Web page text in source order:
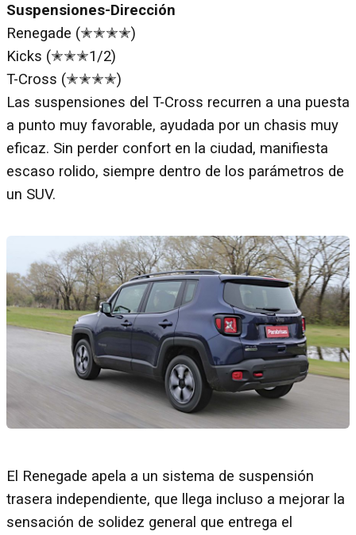
Suspensiones-Dirección
Renegade (✭✭✭✭)
Kicks (✭✭✭1/2)
T-Cross (✭✭✭✭)
Las suspensiones del T-Cross recurren a una puesta
a punto muy favorable, ayudada por un chasis muy
eficaz. Sin perder confort en la ciudad, manifiesta
escaso rolido, siempre dentro de los parámetros de
un SUV.
El Renegade apela a un sistema de suspensión
trasera independiente, que llega incluso a mejorar la
sensación de solidez general que entrega el